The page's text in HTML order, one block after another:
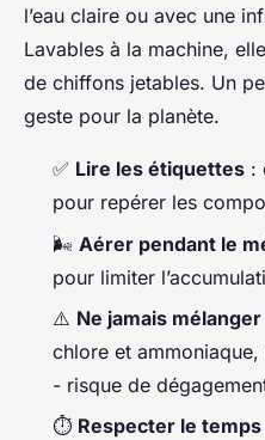
l’eau claire ou avec une
Lavables à la machine,
de chiffons jetables. Un
geste pour la planète.
✅ Lire les étiquettes :
pour repérer les
🌬️ Aérer pendant le
pour limiter
⚠️ Ne jamais
chlore et
- risque de
⏱️ Respecter le